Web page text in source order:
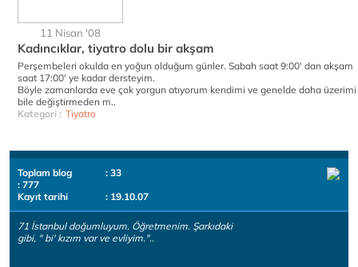
11 Nisan '08
Kadıncıklar, tiyatro dolu bir akşam
Perşembeleri okulda en yoğun olduğum günler. Sabah saat 9:00' dan akşam
saat 17:00' ye kadar dersteyim.
Böyle zamanlarda eve çok yorgun atıyorum kendimi ve genelde daha üzerimi
bile değiştirmeden m..
Kategori : Tiyatro
Toplam blog
: 33
: 777
Kayıt tarihi
: 19.10.07
71 İstanbul doğumluyum. Öğretmenim. Şarkıdaki
gibi, " bi' kızım var ve evliyim."..